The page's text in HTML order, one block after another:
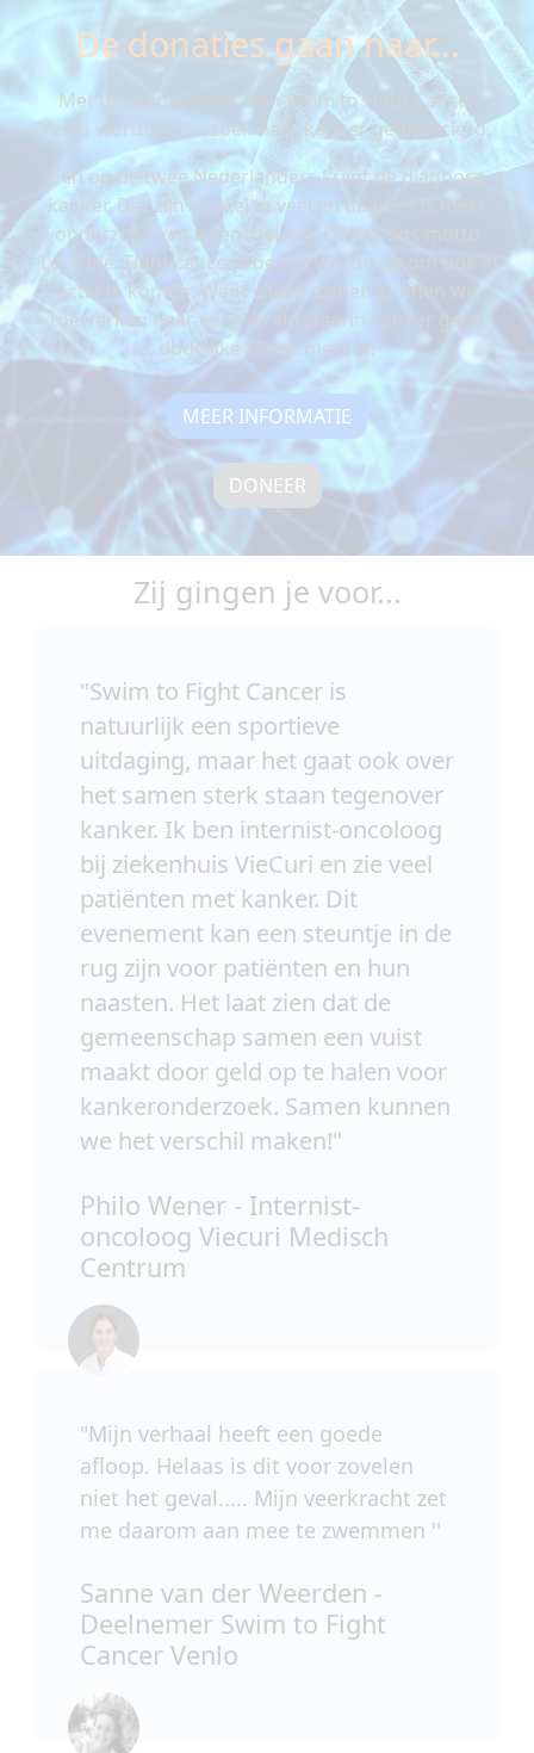
De donaties gaan naar...
Met de opbrengsten van Swim to Fight Cancer
Venlo wordt onderzoek naar kanker gefinancierd.
Een op de twee Nederlanders krijgt de diagnose
kanker. Dat zijn er veel te veel en daarom is meer
onderzoek van levensbelang. Onder ons motto
‘Love life. Fight cancer’ roepen we jou op om ook in
actie te komen. Want alleen samen kunnen we
toewerken naar een wereld waarin kanker geen
dodelijke ziekte meer is.
MEER INFORMATIE
DONEER
Zij gingen je voor...
"Swim to Fight Cancer is
natuurlijk een sportieve
uitdaging, maar het gaat ook over
het samen sterk staan tegenover
kanker. Ik ben internist-oncoloog
bij ziekenhuis VieCuri en zie veel
patiënten met kanker. Dit
evenement kan een steuntje in de
rug zijn voor patiënten en hun
naasten. Het laat zien dat de
gemeenschap samen een vuist
maakt door geld op te halen voor
kankeronderzoek. Samen kunnen
we het verschil maken!"
Philo Wener - Internist-
oncoloog Viecuri Medisch
Centrum
"Mijn verhaal heeft een goede
afloop. Helaas is dit voor zovelen
niet het geval..... Mijn veerkracht zet
me daarom aan mee te zwemmen ''
Sanne van der Weerden -
Deelnemer Swim to Fight
Cancer Venlo